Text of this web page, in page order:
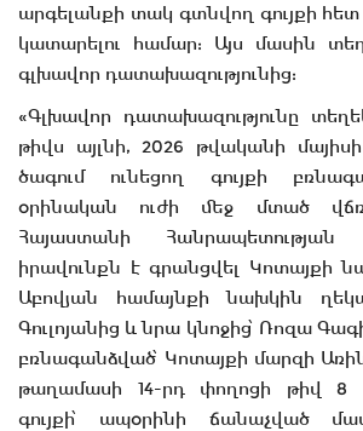
արգելանքի տակ գտնվող գույքի
կատարելու համար: Այս մասին
գլխավոր դատախազությունից:
«Գլխավոր դատախազությունը
թիվս այլնի, 2026 թվականի
ծագում ունեցող գույքի
օրինական ուժի մեջ մտած
Հայաստանի Հանրապետության
իրավունքն է գրանցվել Կոտայքի
Աբովյան համայնքի նախկին
Գուլոյանից և նրա կնոջից՝ Ռոզա
բռնագանձված՝ Կոտայքի մարզի
թաղամասի 14-րդ փողոցի թիվ 8
գույքի՝ ապօրինի ճանաչված